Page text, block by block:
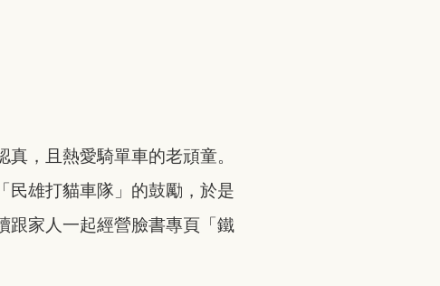
，且熱愛騎單車的老頑童。
民雄打貓車隊」的鼓勵，於是
跟家人一起經營臉書專頁「鐵